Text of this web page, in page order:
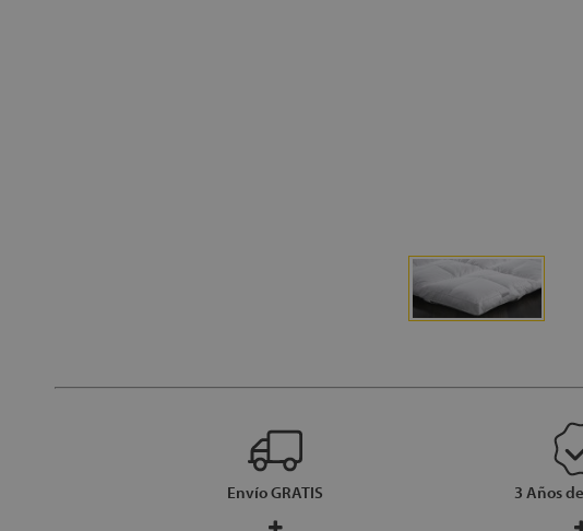
Envío GRATIS 3 Años